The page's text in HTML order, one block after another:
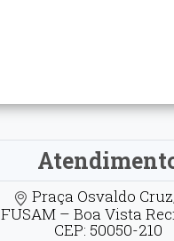
Praça Osvaldo
FUSAM – Boa Vista
CEP: 50050-210